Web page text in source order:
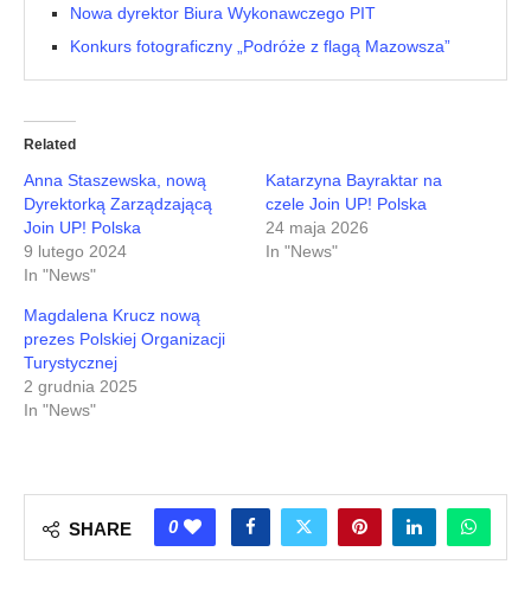
Nowa dyrektor Biura Wykonawczego PIT
Konkurs fotograficzny „Podróże z flagą Mazowsza”
Related
Anna Staszewska, nową
Dyrektorką Zarządzającą
Join UP! Polska
9 lutego 2024
In "News"
Katarzyna Bayraktar na
czele Join UP! Polska
24 maja 2026
In "News"
Magdalena Krucz nową
prezes Polskiej Organizacji
Turystycznej
2 grudnia 2025
In "News"
SHARE 0